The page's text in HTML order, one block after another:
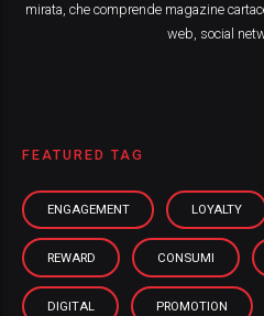
mirata, che comprende magazine
web, social
FEATURED TAG
ENGAGEMENT LOYALTY
REWARD CONSUMI
DIGITAL PROMOTION